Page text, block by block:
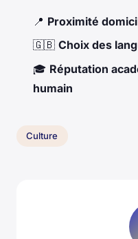
📍 Proximité
🇬🇧 Choix des
🎓 Réputation
humain
Culture